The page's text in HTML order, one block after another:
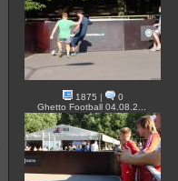
1875 |
0
Ghetto Football 04.08.2...